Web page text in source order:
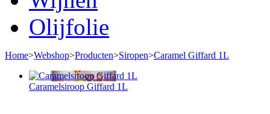
Olijfolie
Home>Webshop>Producten>Siropen>Caramel Giffard 1L
Caramelsiroop Giffard 1L